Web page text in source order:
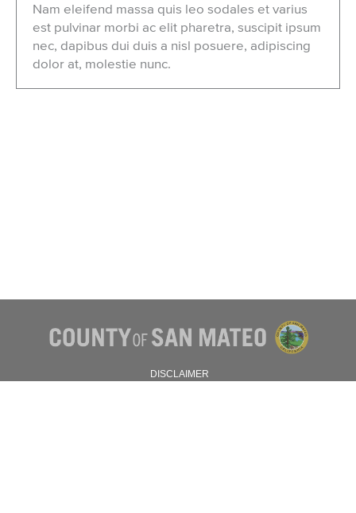
Nam eleifend massa quis leo sodales et varius
est pulvinar morbi ac elit pharetra, suscipit ipsum
nec, dapibus dui duis a nisl posuere, adipiscing
dolor at, molestie nunc.
DISCLAIMER